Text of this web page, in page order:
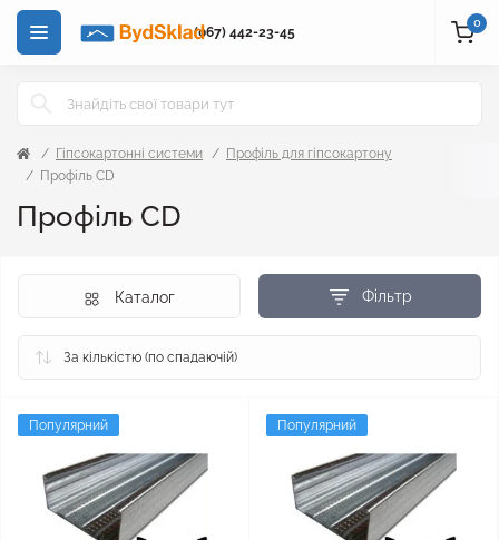
(067) 442-23-45
0
Гіпсокартонні системи
Профіль для гіпсокартону
Профіль CD
Профіль CD
Фільтр
Каталог
Популярний Популярний